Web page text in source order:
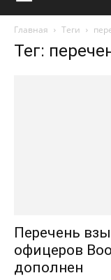
Главная Теги
Тег:
Перечень
офицеров
дополнен